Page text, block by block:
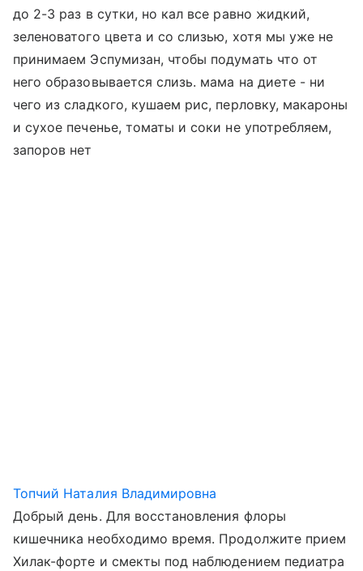
до 2-3 раз в сутки, но кал все равно жидкий,
зеленоватого цвета и со слизью, хотя мы уже не
принимаем Эспумизан, чтобы подумать что от
него образовывается слизь. мама на диете - ни
чего из сладкого, кушаем рис, перловку, макароны
и сухое печенье, томаты и соки не употребляем,
запоров нет
Топчий Наталия Владимировна
Добрый день. Для восстановления флоры
кишечника необходимо время. Продолжите прием
Хилак-форте и смекты под наблюдением педиатра